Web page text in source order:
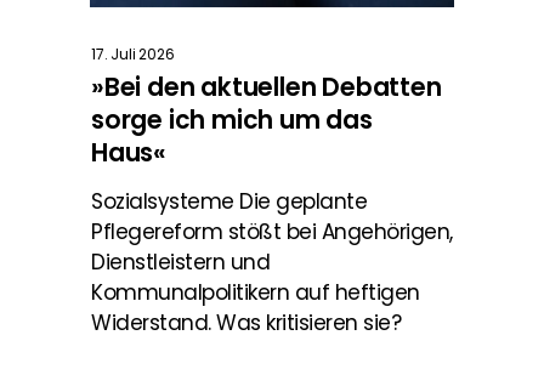
17. Juli 2026
»Bei den aktuellen Debatten
sorge ich mich um das
Haus«
Sozialsysteme Die geplante
Pflegereform stößt bei Angehörigen,
Dienstleistern und
Kommunalpolitikern auf heftigen
Widerstand. Was kritisieren sie?